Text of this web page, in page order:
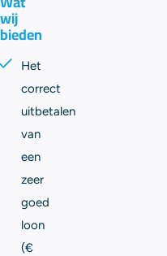
wij
bieden
Het
correct
uitbetalen
van
een
zeer
goed
loon
(€